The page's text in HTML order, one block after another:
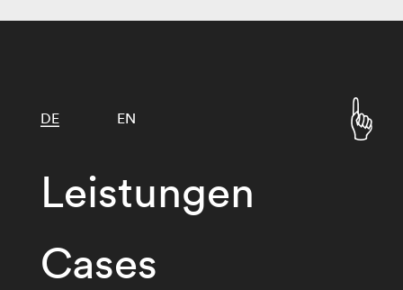
Leistungen
Cases
DE EN